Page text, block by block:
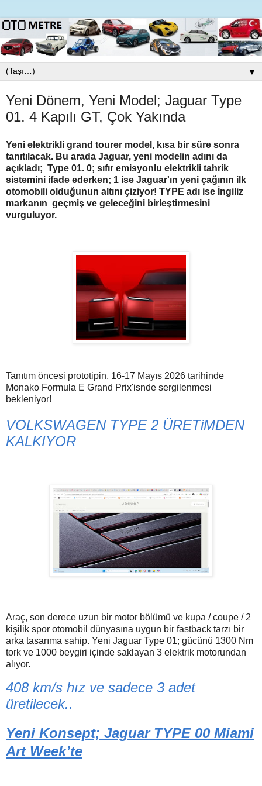
▼
Yeni Dönem, Yeni Model; Jaguar Type
01. 4 Kapılı GT, Çok Yakında
Yeni elektrikli grand tourer model, kısa bir süre sonra
tanıtılacak. Bu arada Jaguar, yeni modelin adını da
açıkladı; Type 01. 0; sıfır emisyonlu elektrikli tahrik
sistemini ifade ederken; 1 ise Jaguar'ın yeni çağının ilk
otomobili olduğunun altını çiziyor! TYPE adı ise İngiliz
markanın geçmiş ve geleceğini birleştirmesini
vurguluyor.
Tanıtım öncesi prototipin, 16-17 Mayıs 2026 tarihinde
Monako Formula E Grand Prix'isnde sergilenmesi
bekleniyor!
VOLKSWAGEN TYPE 2 ÜRETiMDEN
KALKIYOR
Araç, son derece uzun bir motor bölümü ve kupa / coupe / 2
kişilik spor otomobil dünyasına uygun bir fastback tarzı bir
arka tasarıma sahip. Yeni Jaguar Type 01; gücünü 1300 Nm
tork ve 1000 beygiri içinde saklayan 3 elektrik motorundan
alıyor.
408 km/s hız ve sadece 3 adet
üretilecek..
Yeni Konsept; Jaguar TYPE 00 Miami
Art Week’te